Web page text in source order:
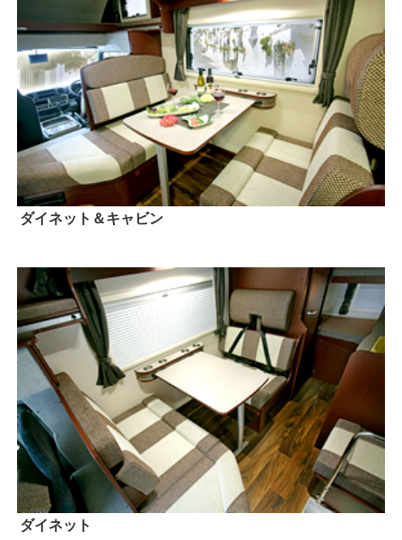
ダイネット＆キャビン
ダイネット